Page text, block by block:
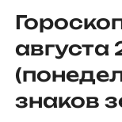
августа
знаков